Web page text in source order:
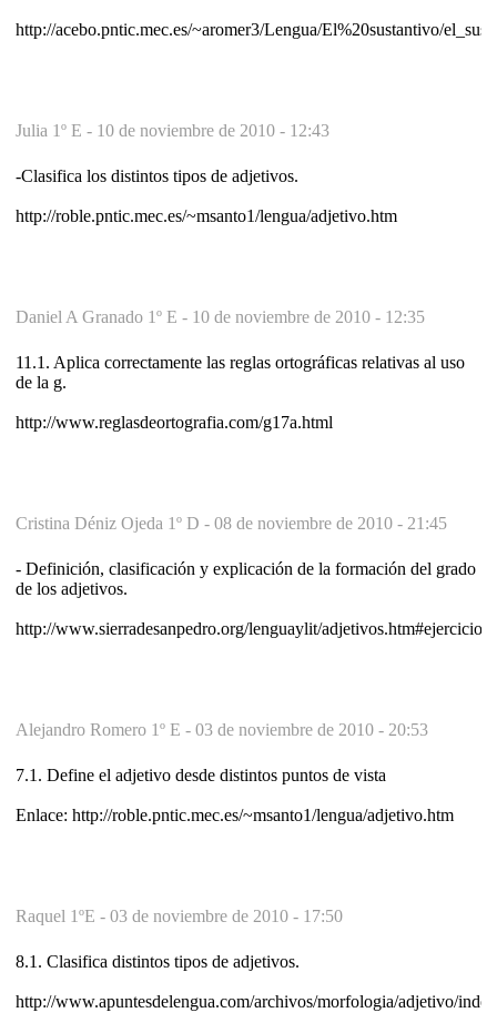
http://acebo.pntic.mec.es/~aromer3/Lengua/El%20sustantivo/
Julia 1º E - 10 de noviembre de 2010 - 12:43
-Clasifica los distintos tipos de adjetivos.
http://roble.pntic.mec.es/~msanto1/lengua/adjetivo.htm
Daniel A Granado 1º E - 10 de noviembre de 2010 - 12:35
11.1. Aplica correctamente las reglas ortográficas relativas al uso
de la g.
http://www.reglasdeortografia.com/g17a.html
Cristina Déniz Ojeda 1º D - 08 de noviembre de 2010 - 21:45
- Definición, clasificación y explicación de la formación del grado
de los adjetivos.
http://www.sierradesanpedro.org/lenguaylit/adjetivos.htm#ejercicios
Alejandro Romero 1º E - 03 de noviembre de 2010 - 20:53
7.1. Define el adjetivo desde distintos puntos de vista
Enlace: http://roble.pntic.mec.es/~msanto1/lengua/adjetivo.htm
Raquel 1ºE - 03 de noviembre de 2010 - 17:50
8.1. Clasifica distintos tipos de adjetivos.
http://www.apuntesdelengua.com/archivos/morfologia/adjetivo/